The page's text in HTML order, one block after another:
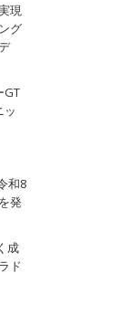
現
グ
GT
ッ
和8
発
成
ド